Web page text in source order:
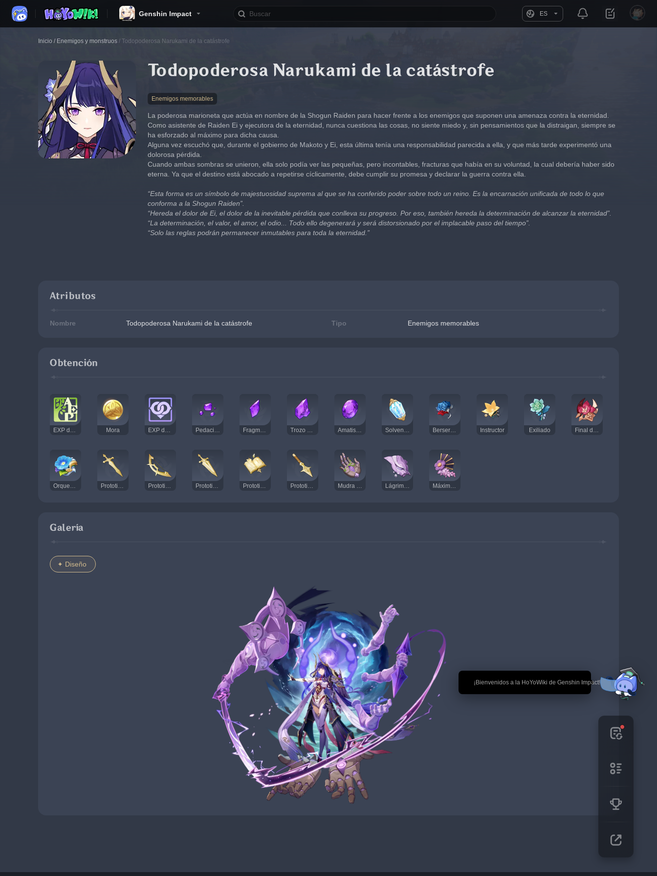
Genshin Impact ES
🎉 ¡Bienvenidos a la HoYoWiki de Genshin Impact!
Inicio / Enemigos y monstruos / Todopoderosa Narukami de la catástrofe
Todopoderosa Narukami de la catástrofe
Enemigos memorables
La poderosa marioneta que actúa en nombre de la Shogun Raiden para hacer frente a los enemigos que suponen una amenaza contra la eternidad.
Como asistente de Raiden Ei y ejecutora de la eternidad, nunca cuestiona las cosas, no siente miedo y, sin pensamientos que la distraigan, siempre se
ha esforzado al máximo para dicha causa.
Alguna vez escuchó que, durante el gobierno de Makoto y Ei, esta última tenía una responsabilidad parecida a ella, y que más tarde experimentó una
dolorosa pérdida.
Cuando ambas sombras se unieron, ella solo podía ver las pequeñas, pero incontables, fracturas que había en su voluntad, la cual debería haber sido
eterna. Ya que el destino está abocado a repetirse cíclicamente, debe cumplir su promesa y declarar la guerra contra ella.
“Esta forma es un símbolo de majestuosidad suprema al que se ha conferido poder sobre todo un reino. Es la encarnación unificada de todo lo que
conforma a la Shogun Raiden”.
“Hereda el dolor de Ei, el dolor de la inevitable pérdida que conlleva su progreso. Por eso, también hereda la determinación de alcanzar la eternidad”.
“La determinación, el valor, el amor, el odio... Todo ello degenerará y será distorsionado por el implacable paso del tiempo”.
“Solo las reglas podrán permanecer inmutables para toda la eternidad.”
Atributos
Nombre Todopoderosa Narukami de la catástrofe Tipo Enemigos memorables
Obtención
EXP de Aventura Mora EXP de Amistad Pedacito de amatista vajrada Fragmento de amatista vajrada Trozo de amatista vajrada Amatista vajrada Solvente de sueños Berserker Instructor Exiliado Final del Gladiador
Orquesta del Errante Prototipo de espada del Norte Prototipo de arco del Norte Prototipo de mandoble del Norte Prototipo de catalizador del Norte Prototipo de lanza del Norte Mudra de la Shogun implacable Lágrima de la diosa del desastre Máxima de la catástrofe
Galería
Diseño